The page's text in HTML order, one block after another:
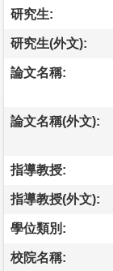
研究生:
研究生(外文):
論文名稱:
論文名稱(外文):
指導教授:
指導教授(外文):
學位類別:
校院名稱: